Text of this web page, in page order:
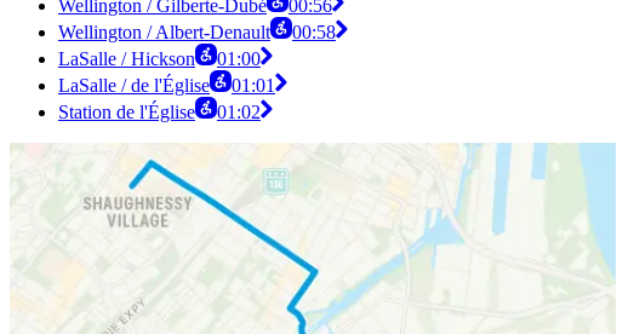
Wellington / Gilberte-Dubé
00:56
Wellington / Albert-Denault
00:58
LaSalle / Hickson
01:00
LaSalle / de l'Église
01:01
Station de l'Église
01:02